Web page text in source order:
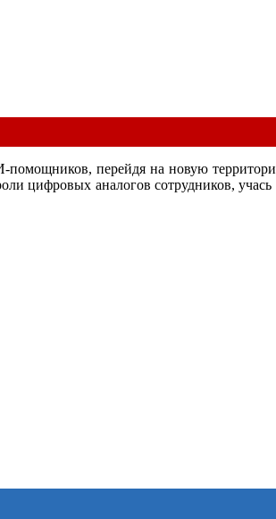
помощников, перейдя на новую
цифровых аналогов сотрудников,